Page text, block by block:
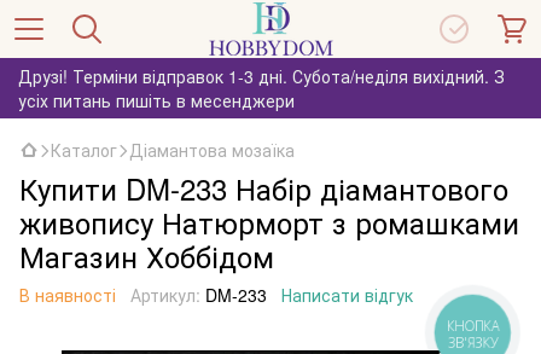
Друзі! Терміни відправок 1-3 дні. Субота/неділя вихідний. З
усіх питань пишіть в месенджери
Каталог Діамантова мозаїка
Купити DM-233 Набір діамантового
живопису Натюрморт з ромашками
Магазин Хоббідом
В наявності Артикул: DM-233 Написати відгук
КНОПКА
ЗВ'ЯЗКУ